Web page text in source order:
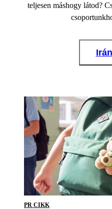
teljesen máshogy látod?
PR CIKK